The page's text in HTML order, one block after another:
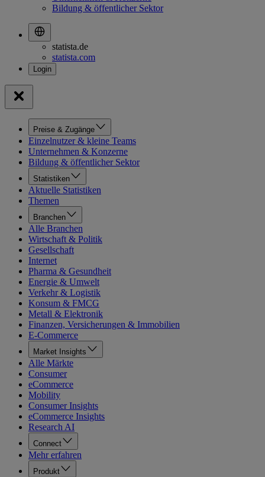
Bildung & öffentlicher Sektor
statista.de
statista.com
Preise & Zugänge
Einzelnutzer & kleine Teams
Unternehmen & Konzerne
Bildung & öffentlicher Sektor
Statistiken
Aktuelle Statistiken
Themen
Branchen
Alle Branchen
Wirtschaft & Politik
Gesellschaft
Internet
Pharma & Gesundheit
Energie & Umwelt
Verkehr & Logistik
Konsum & FMCG
Metall & Elektronik
Finanzen, Versicherungen & Immobilien
E-Commerce
Market Insights
Alle Märkte
Consumer
eCommerce
Mobility
Consumer Insights
eCommerce Insights
Research AI
Connect
Mehr erfahren
Produkt